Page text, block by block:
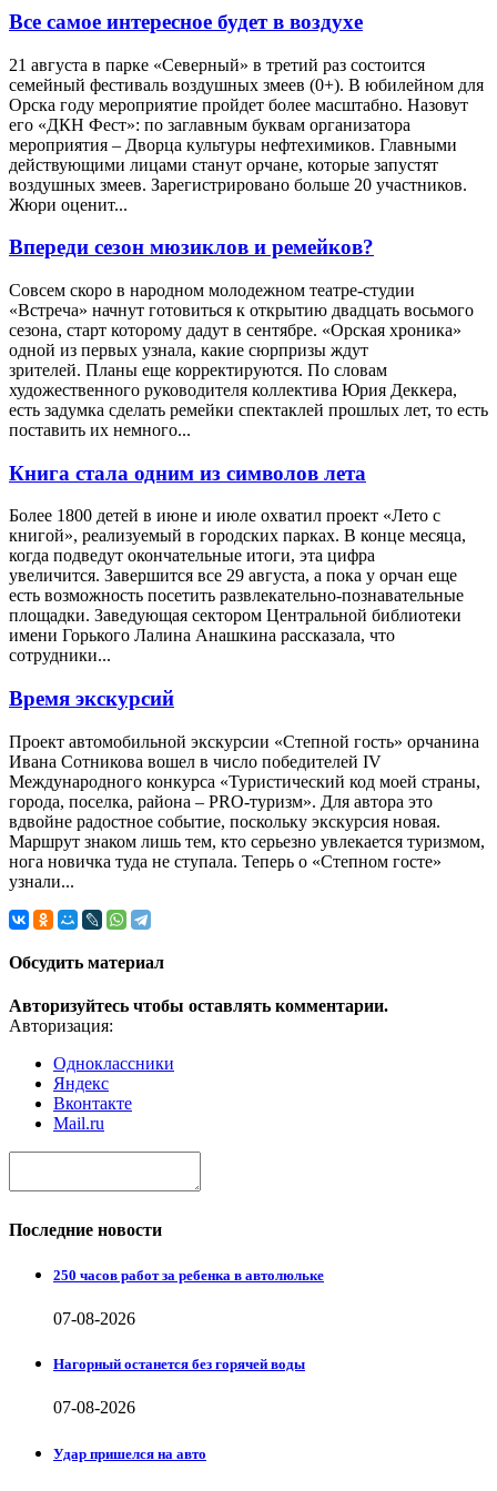
Все самое интересное будет в воздухе
21 августа в парке «Северный» в третий раз состоится
семейный фестиваль воздушных змеев (0+). В юбилейном для
Орска году мероприятие пройдет более масштабно. Назовут
его «ДКН Фест»: по заглавным буквам организатора
мероприятия – Дворца культуры нефтехимиков. Главными
действующими лицами станут орчане, которые запустят
воздушных змеев. Зарегистрировано больше 20 участников.
Жюри оценит...
Впереди сезон мюзиклов и ремейков?
Совсем скоро в народном молодежном театре-студии
«Встреча» начнут готовиться к открытию двадцать восьмого
сезона, старт которому дадут в сентябре. «Орская хроника»
одной из первых узнала, какие сюрпризы ждут
зрителей. Планы еще корректируются. По словам
художественного руководителя коллектива Юрия Деккера,
есть задумка сделать ремейки спектаклей прошлых лет, то есть
поставить их немного...
Книга стала одним из символов лета
Более 1800 детей в июне и июле охватил проект «Лето с
книгой», реализуемый в городских парках. В конце месяца,
когда подведут окончательные итоги, эта цифра
увеличится. Завершится все 29 августа, а пока у орчан еще
есть возможность посетить развлекательно-познавательные
площадки. Заведующая сектором Центральной библиотеки
имени Горького Лалина Анашкина рассказала, что
сотрудники...
Время экскурсий
Проект автомобильной экскурсии «Степной гость» орчанина
Ивана Сотникова вошел в число победителей IV
Международного конкурса «Туристический код моей страны,
города, поселка, района – PRO-туризм». Для автора это
вдвойне радостное событие, поскольку экскурсия новая.
Маршрут знаком лишь тем, кто серьезно увлекается туризмом,
нога новичка туда не ступала. Теперь о «Степном госте»
узнали...
Обсудить материал
Авторизуйтесь чтобы оставлять комментарии.
Авторизация:
Одноклассники
Яндекс
Вконтакте
Mail.ru
Последние новости
250 часов работ за ребенка в автолюльке
07-08-2026
Нагорный останется без горячей воды
07-08-2026
Удар пришелся на авто